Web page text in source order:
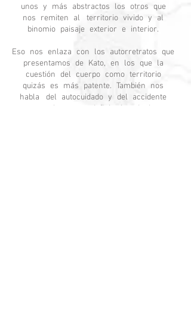
unos y más abstractos los otros que
nos remiten al territorio vivido y al
binomio paisaje exterior e interior.
Eso nos enlaza con los autorretratos que
presentamos de Kato, en los que la
cuestión del cuerpo como territorio
quizás es más patente. También nos
habla del autocuidado y del accidente
con elementos definitorios de la